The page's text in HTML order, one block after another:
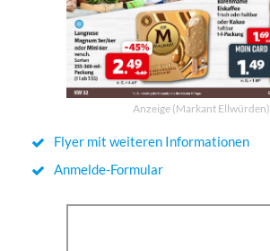
Anzeige (Markant Ellwürden)
Flyer mit weiteren Informationen
Anmelde-Formular